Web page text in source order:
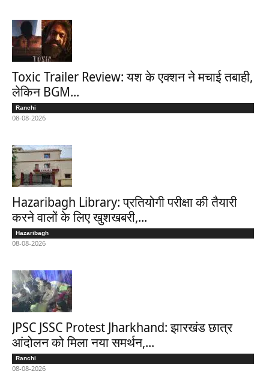
Toxic Trailer Review: यश के एक्शन ने मचाई तबाही,
लेकिन BGM...
Ranchi
08-08-2026
Hazaribagh Library: प्रतियोगी परीक्षा की तैयारी
करने वालों के लिए खुशखबरी,...
Hazaribagh
08-08-2026
JPSC JSSC Protest Jharkhand: झारखंड छात्र
आंदोलन को मिला नया समर्थन,...
Ranchi
08-08-2026